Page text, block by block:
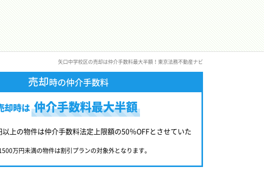
矢口中学校区の売却は仲介手数料最大半額！東京法務不動産ナビ
売却時の仲介手数料
却時は 仲介手数料最大半額
上の物件は仲介手数料法定上限額の50％OFFとさせていた
万円未満の物件は割引プランの対象外となります。